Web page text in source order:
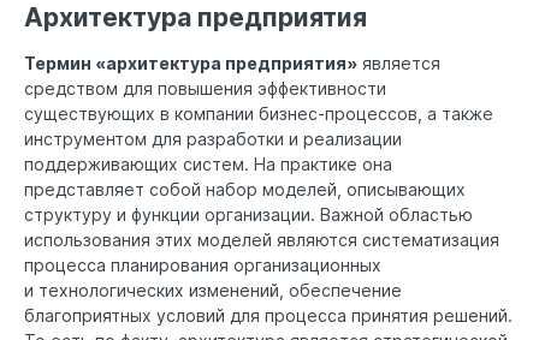
Архитектура предприятия
Термин «архитектура предприятия» является
средством для повышения эффективности
существующих в компании бизнес-процессов, а также
инструментом для разработки и реализации
поддерживающих систем. На практике она
представляет собой набор моделей, описывающих
структуру и функции организации. Важной областью
использования этих моделей являются систематизация
процесса планирования организационных
и технологических изменений, обеспечение
благоприятных условий для процесса принятия решений.